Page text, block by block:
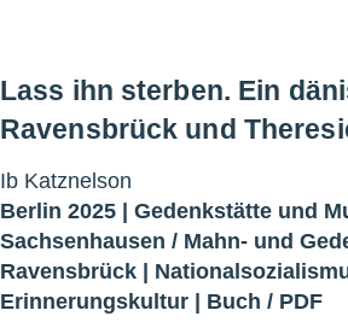
Lass ihn sterben. Ein
Ravensbrück und
Ib Katznelson
Berlin 2025 | Gedenkstätte und
Sachsenhausen / Mahn- und
Ravensbrück |
Erinnerungskultur | Buch / PDF